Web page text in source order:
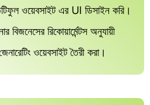
ওয়েবসাইট এর UI ডিসাইন করি।
রিকোয়ার্মেন্টস অনুযায়ী
ওয়েবসাইট তৈরী করা।